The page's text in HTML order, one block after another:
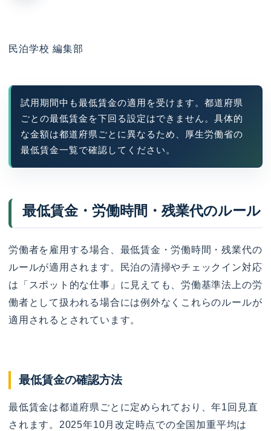
民泊学校 編集部
試用期間中も最低賃金の適用を受けます。都道府県
ごとの最低賃金を下回る設定はできません。具体的
な金額は都道府県ごとに異なるため、厚生労働省の
最低賃金一覧で確認してください。
最低賃金・労働時間・残業代のルール
労働者を雇用する場合、最低賃金・労働時間・残業代の
ルールが適用されます。民泊の清掃やチェックイン対応
は「スポット的な仕事」に見えても、労働基準法上の労
働者として扱われる場合には例外なくこれらのルールが
適用されるとされています。
最低賃金の確認方法
最低賃金は都道府県ごとに定められており、年1回見直
されます。2025年10月改定時点での全国加重平均は